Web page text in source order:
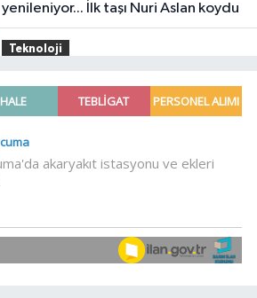
yenileniyor... İlk taşı Nuri Aslan koydu
Teknoloji
girişimcilere yeni kapılar açıyor
18:37Gebze'nin geleceği için
18:34Bursa Tabip Odası: Hekimlik 5